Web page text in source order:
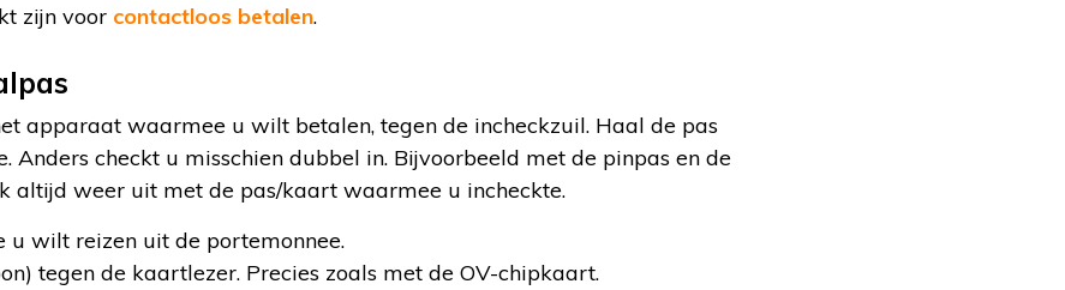
zijn voor contactloos betalen.
apparaat waarmee u wilt betalen, tegen de incheckzuil. Haal de pas
Anders checkt u misschien dubbel in. Bijvoorbeeld met de pinpas en de
altijd weer uit met de pas/kaart waarmee u incheckte.
u wilt reizen uit de portemonnee.
tegen de kaartlezer. Precies zoals met de OV-chipkaart.